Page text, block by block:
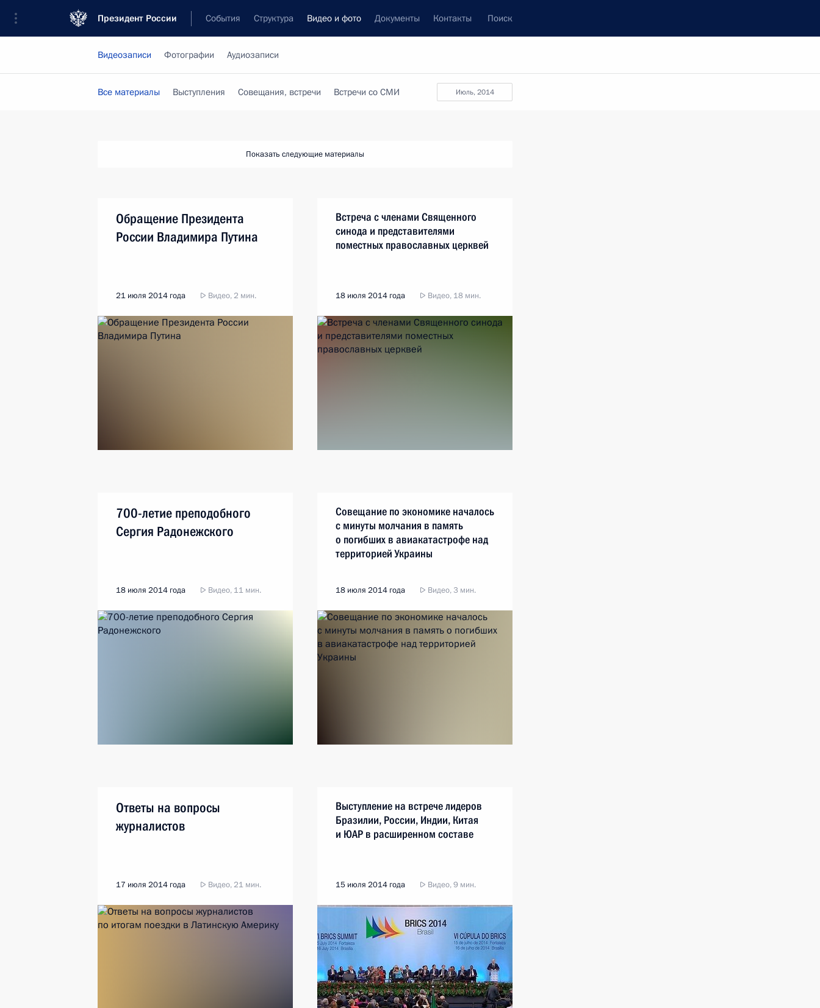
Президент России События Структура Видео и фото Документы Контакты Поиск
Видеозаписи Фотографии Аудиозаписи
июль, 2014
Все материалы Выступления Совещания, встречи Встречи со СМИ
Показать следующие материалы
Обращение Президента
России Владимира Путина
21 июля 2014 года Видео, 2 мин.
Встреча с членами Священного
синода и представителями
поместных православных церквей
18 июля 2014 года Видео, 18 мин.
700-летие преподобного
Сергия Радонежского
18 июля 2014 года Видео, 11 мин.
Совещание по экономике началось
с минуты молчания в память
о погибших в авиакатастрофе над
территорией Украины
18 июля 2014 года Видео, 3 мин.
Ответы на вопросы
журналистов
17 июля 2014 года Видео, 21 мин.
Выступление на встрече лидеров
Бразилии, России, Индии, Китая
и ЮАР в расширенном составе
15 июля 2014 года Видео, 9 мин.